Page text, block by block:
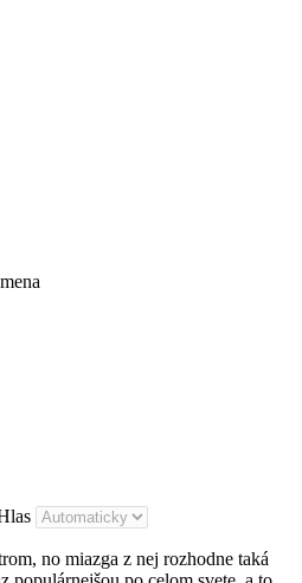
no miazga z nej rozhodne taká